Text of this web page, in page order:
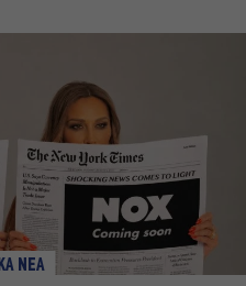
ΝΕΑ